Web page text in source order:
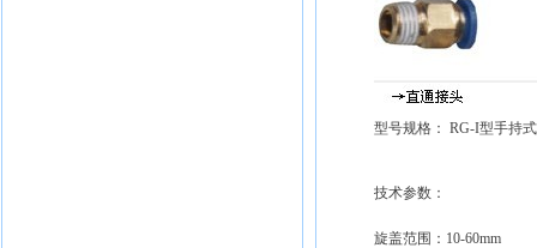
型号规格： RG-I型手持
技术参数：
旋盖范围：10-60mm